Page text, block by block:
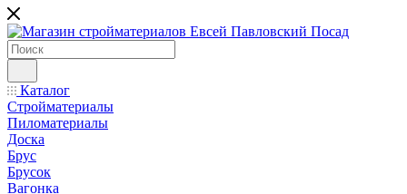
Каталог
Стройматериалы
Пиломатериалы
Доска
Брус
Брусок
Вагонка